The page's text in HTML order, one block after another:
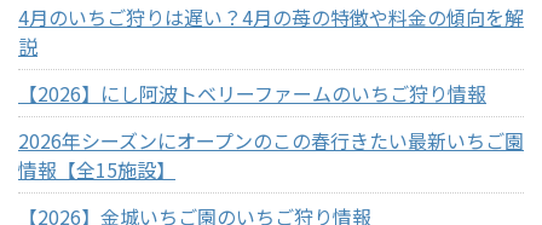
4月のいちご狩りは遅い？4月の苺の特徴や料金の傾向を解
説
【2026】にし阿波トベリーファームのいちご狩り情報
2026年シーズンにオープンのこの春行きたい最新いちご園
情報【全15施設】
【2026】金城いちご園のいちご狩り情報